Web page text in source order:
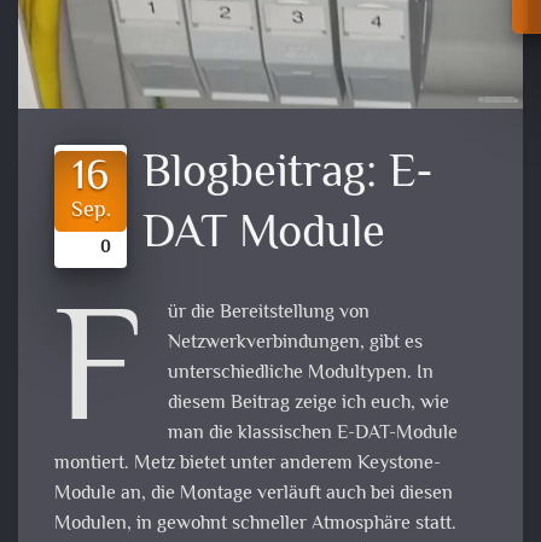
16
Sep.
0
Blogbeitrag: E-
DAT Module
F
ür die Bereitstellung von
Netzwerkverbindungen, gibt es
unterschiedliche Modultypen. In
diesem Beitrag zeige ich euch, wie
man die klassischen E-DAT-Module
montiert. Metz bietet unter anderem Keystone-
Module an, die Montage verläuft auch bei diesen
Modulen, in gewohnt schneller Atmosphäre statt.